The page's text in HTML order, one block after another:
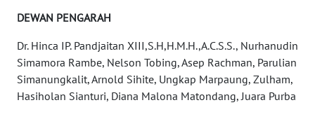
DEWAN PENGARAH
Dr. Hinca IP. Pandjaitan XIII,S.H,H.M.H.,A.C.S.S., Nurhanudin
Simamora Rambe, Nelson Tobing, Asep Rachman, Parulian
Simanungkalit, Arnold Sihite, Ungkap Marpaung, Zulham,
Hasiholan Sianturi, Diana Malona Matondang, Juara Purba
Wahana
News
Regional